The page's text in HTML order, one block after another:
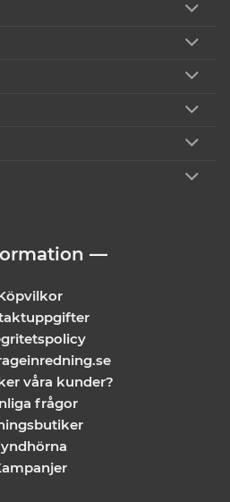
—
våra kunder?
frågor